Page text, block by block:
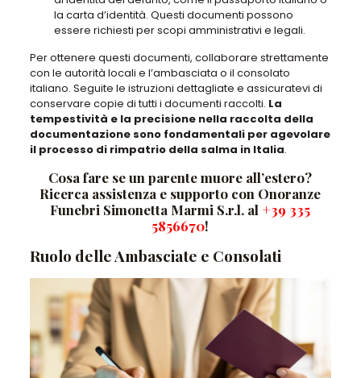
la carta d’identità. Questi documenti possono
essere richiesti per scopi amministrativi e legali.
Per ottenere questi documenti, collaborare strettamente
con le autorità locali e l’ambasciata o il consolato
italiano. Seguite le istruzioni dettagliate e assicuratevi di
conservare copie di tutti i documenti raccolti. La
tempestività e la precisione nella raccolta della
documentazione sono fondamentali per agevolare
il processo di rimpatrio della salma in Italia.
Cosa fare se un parente muore all’estero?
Ricerca assistenza e supporto con Onoranze
Funebri Simonetta Marmi S.r.l. al +39 335
5856670!
Ruolo delle Ambasciate e Consolati